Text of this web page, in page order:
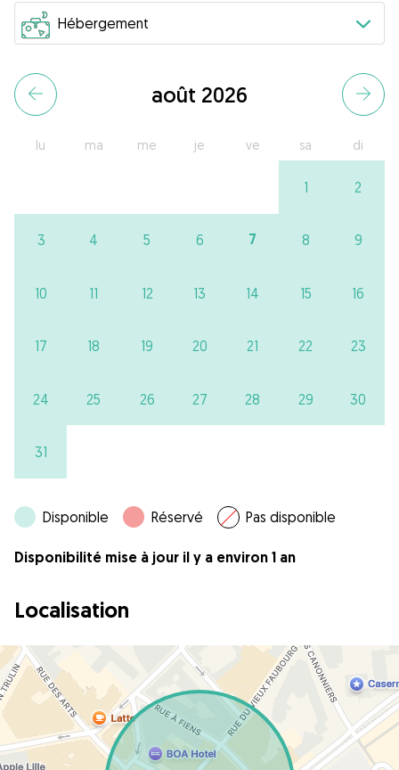
août 2026
lu ma me je ve sa di
1 2
3 4 5 6 7 8 9
10 11 12 13 14 15 16
17 18 19 20 21 22 23
24 25 26 27 28 29 30
31
Disponible Réservé Pas disponible
Disponibilité mise à jour il y a environ 1 an
Localisation